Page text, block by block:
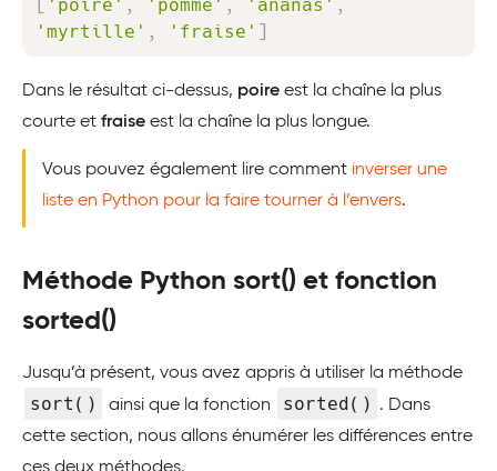
'poire' , 'pomme' , 'ananas' ,
'myrtille' , 'fraise' ]
Dans le résultat ci-dessus, poire est la chaîne la plus
courte et fraise est la chaîne la plus longue.
Vous pouvez également lire comment inverser une
liste en Python pour la faire tourner à l’envers.
Méthode Python sort() et fonction
sorted()
Jusqu’à présent, vous avez appris à utiliser la méthode
sort() ainsi que la fonction sorted()
. Dans
cette section, nous allons énumérer les différences entre
ces deux méthodes.